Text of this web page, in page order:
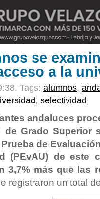
se
a la
Tags: alumnos,
, selectividad
andaluces
de Grado Superior
de
(PEvAU) de este
3,7% más que las
registraron un total